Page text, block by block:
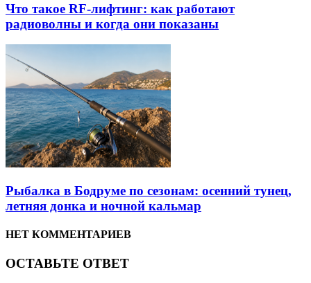
Что такое RF-лифтинг: как работают
радиоволны и когда они показаны
Рыбалка в Бодруме по сезонам: осенний тунец,
летняя донка и ночной кальмар
НЕТ КОММЕНТАРИЕВ
ОСТАВЬТЕ ОТВЕТ